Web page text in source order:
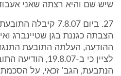
שיש שם והיא רצתה שאני
27. ביום 7.8.07
הצבתה כגננת בגן שטיינברג
ההודעה, העלתה התובעת
לציין כי ב-
הנתבעת, הגב' זכאי, על